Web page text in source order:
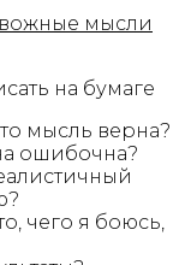
мысли
на бумаге
мысль верна?
ошибочна?
чего я боюсь,